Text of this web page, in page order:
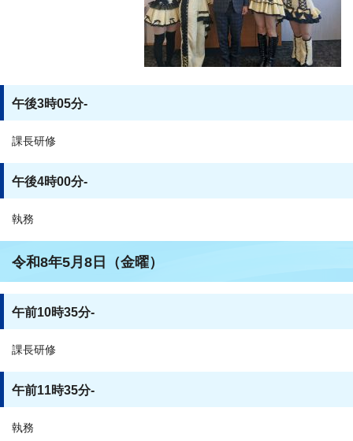
午後3時05分-
課長研修
午後4時00分-
執務
令和8年5月8日（金曜）
午前10時35分-
課長研修
午前11時35分-
執務